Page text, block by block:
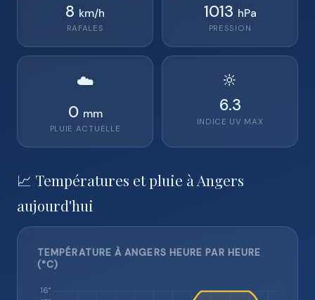
8 km/h
RAFALES
1013 hPa
PRESSION
☁️
0 mm
PLUIE ACTUELLE
🔆
6.3
INDICE UV MAX
📈 Températures et pluie à Angers
aujourd'hui
TEMPÉRATURE À ANGERS HEURE PAR HEURE
(°C)